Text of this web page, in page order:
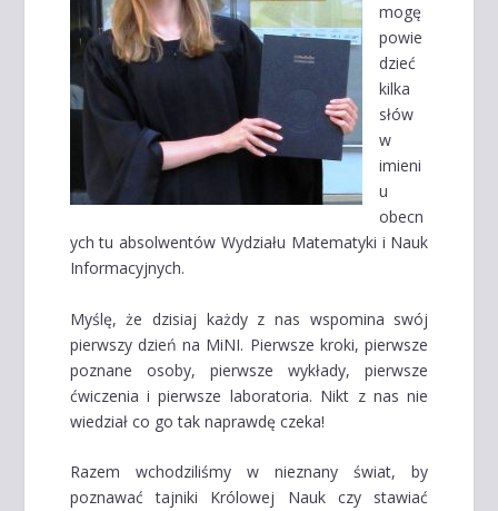
mogę
powie
dzieć
kilka
słów
w
imieni
u
obecn
ych tu absolwentów Wydziału Matematyki i Nauk
Informacyjnych.
Myślę, że dzisiaj każdy z nas wspomina swój
pierwszy dzień na MiNI. Pierwsze kroki, pierwsze
poznane osoby, pierwsze wykłady, pierwsze
ćwiczenia i pierwsze laboratoria. Nikt z nas nie
wiedział co go tak naprawdę czeka!
Razem wchodziliśmy w nieznany świat, by
poznawać tajniki Królowej Nauk czy stawiać